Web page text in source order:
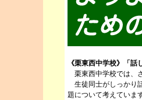
《栗東西中学校》「話
栗東西中学校では、
生徒同士がしっかり
題について考えていま